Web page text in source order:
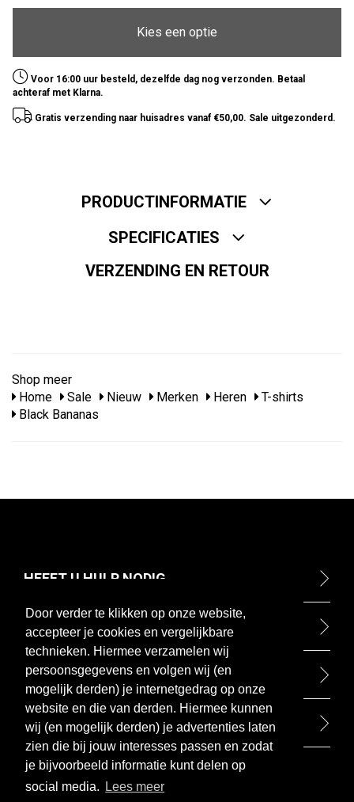
Door verder te klikken op onze website,
accepteer je cookies en vergelijkbare
technieken. Hiermee verzamelen wij
persoonsgegevens en volgen wij (en
mogelijk derden) je internetgedrag op onze
website en die van derden. Hiermee kunnen
wij (en mogelijk derden) je advertenties laten
zien die bij jouw interesses passen en zodat
je bijvoorbeeld informatie kunt delen op
social media.
Lees meer
Kies een optie
Voor 16:00 uur besteld, dezelfde dag nog verzonden. Betaal
achteraf met Klarna.
Gratis verzending naar huisadres vanaf €50,00. Sale uitgezonderd.
PRODUCTINFORMATIE
SPECIFICATIES
VERZENDING EN RETOUR
Shop meer
Home
Sale Nieuw Merken Heren
T-shirts
Black Bananas
HEEFT U HULP NODIG
ONTDEK
BETAALMETHODEN
BEZOEK ONZE WINKEL